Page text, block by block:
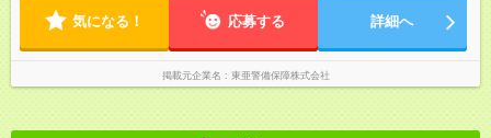
気になる！ 応募する 詳細へ
掲載元企業名 東亜警備保障株式会社